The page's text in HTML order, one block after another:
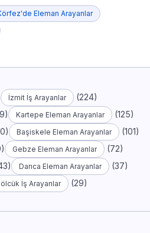
Eleman Arayanlar
İzmit İş Arayanlar (224)
Kartepe Eleman Arayanlar (125)
Başiskele Eleman Arayanlar (101)
Gebze Eleman Arayanlar (72)
Darıca Eleman Arayanlar (37)
İş Arayanlar (29)